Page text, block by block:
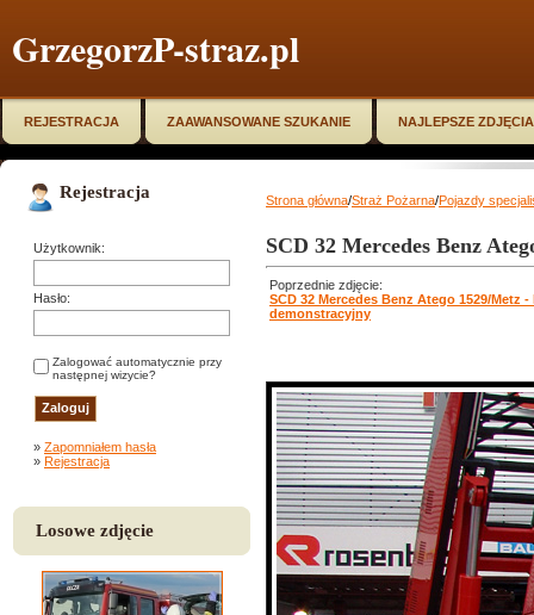
GrzegorzP-straz.pl
REJESTRACJA ZAAWANSOWANE SZUKANIE NAJLEPSZE ZDJĘCIA
Rejestracja
Użytkownik:
Hasło:
Zalogować automatycznie przy
następnej wizycie?
» Zapomniałem hasła
» Rejestracja
Losowe zdjęcie
Strona główna/Straż Pożarna/Pojazdy
SCD 32 Mercedes Benz
Poprzednie zdjęcie:
SCD 32 Mercedes Benz Atego 1529/Metz -
demonstracyjny